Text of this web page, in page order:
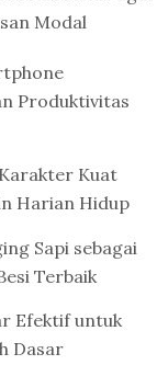
Modal
Produktivitas
Kuat
Harian Hidup
Sapi sebagai
Terbaik
Efektif untuk
Dasar